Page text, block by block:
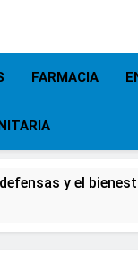
FARMACIA
y el